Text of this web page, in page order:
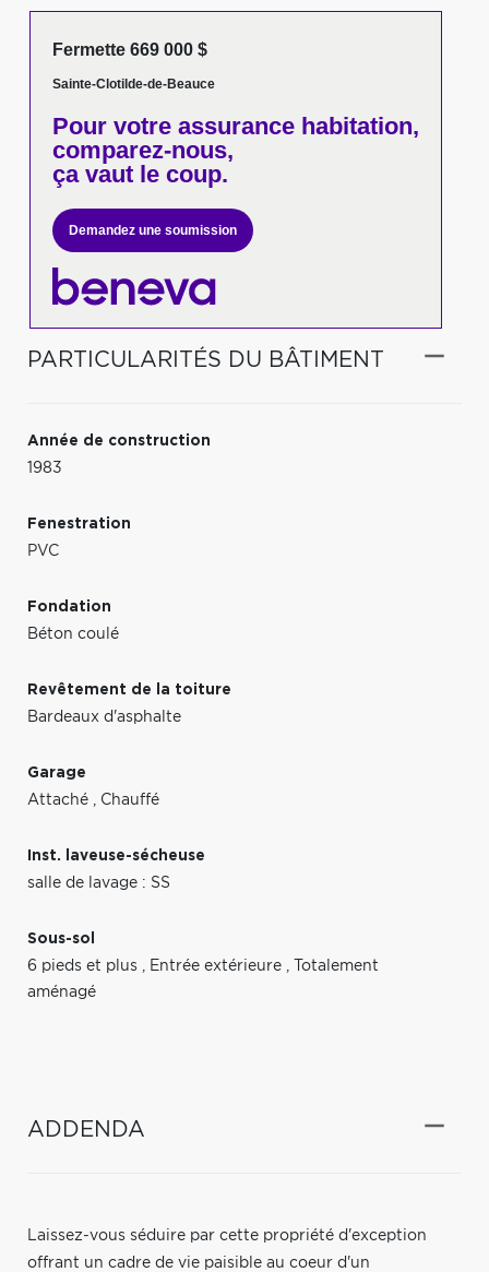
Fermette 669 000 $
Sainte-Clotilde-de-Beauce
Pour votreassurance habitation,
comparez-nous,
ça vaut le coup.
Demandez une soumission
PARTICULARITÉS DU BÂTIMENT
Année de construction
1983
Fenestration
PVC
Fondation
Béton coulé
Revêtement de la toiture
Bardeaux d'asphalte
Garage
Attaché
Chauffé
Inst. laveuse-sécheuse
salle de lavage : SS
Sous-sol
6 pieds et plus
Entrée extérieure
Totalement
aménagé
ADDENDA
Laissez-vous séduire par cette propriété d'exception
offrant un cadre de vie paisible au coeur d'un